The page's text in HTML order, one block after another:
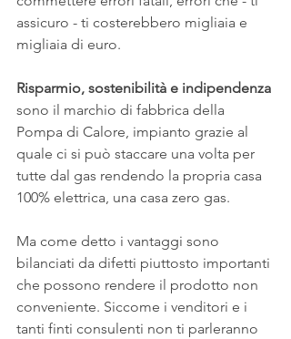
assicuro - ti costerebbero migliaia e
migliaia di euro.
Risparmio, sostenibilità e indipendenza
sono il marchio di fabbrica della
Pompa di Calore, impianto grazie al
quale ci si può staccare una volta per
tutte dal gas rendendo la propria casa
100% elettrica, una casa zero gas.
Ma come detto i vantaggi sono
bilanciati da difetti piuttosto importanti
che possono rendere il prodotto non
conveniente. Siccome i venditori e i
tanti finti consulenti non ti parleranno